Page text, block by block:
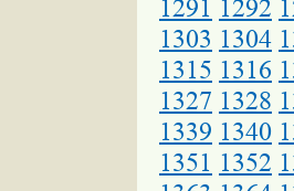
1291 1292
1303 1304
1315 1316
1327 1328
1339 1340
1351 1352